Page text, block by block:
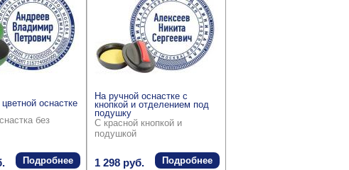
оснастке
без
Подробнее
На ручной оснастке с
кнопкой и отделением под
подушку
С красной кнопкой и
подушкой
1 298 руб. Подробнее